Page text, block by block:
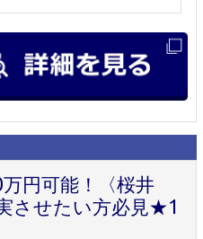
円可能！〈桜井
させたい方必見★1